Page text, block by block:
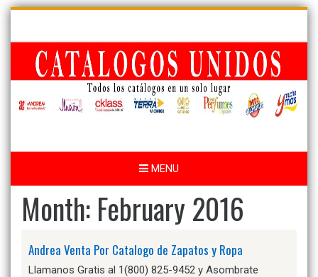
Skip
content
MENU
Month: February 2016
Andrea Venta Por Catalogo de Zapatos y Ropa
Llamanos Gratis al 1(800) 825-9452 y Asombrate